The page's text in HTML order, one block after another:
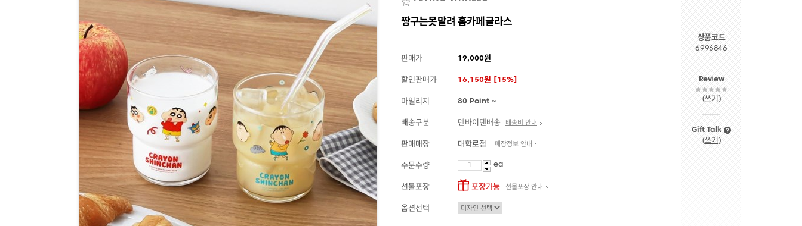
짱구는못말려 홈카페글라스
판매가 19,000원
할인판매가 16,150원 [15%]
마일리지 80 Point ~
배송구분 텐바이텐배송 배송비 안내
판매매장 대학로점 매장정보 안내
주문수량 ea
선물포장 포장가능 선물포장 안내
옵션선택
상품코드
6996846
Review
(쓰기 )
Gift Talk
(쓰기 )